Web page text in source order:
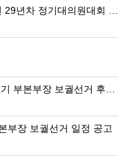
정기대의원대회 소집 공고
선거 후보자 등록기간 연장공고
부장 보궐선거 일정 공고